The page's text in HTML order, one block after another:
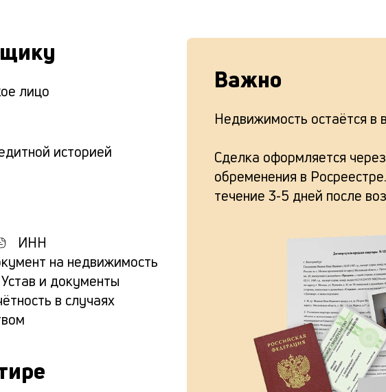
лицо
историей
ИНН
на недвижимость
и документы
в случаях
Важно
Недвижимость остаётся в
Сделка оформляется
обременения в
течение 3-5 дней после